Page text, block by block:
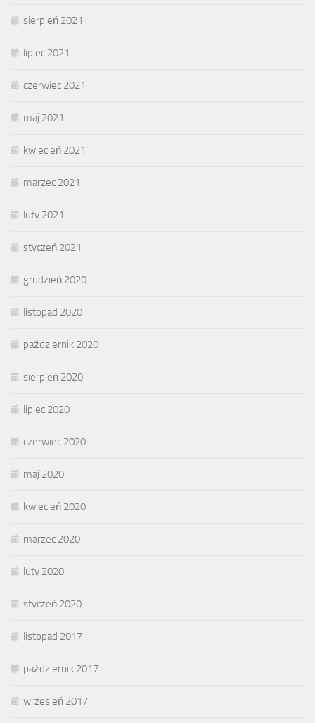
sierpień 2021
lipiec 2021
czerwiec 2021
maj 2021
kwiecień 2021
marzec 2021
luty 2021
styczeń 2021
grudzień 2020
listopad 2020
październik 2020
sierpień 2020
lipiec 2020
czerwiec 2020
maj 2020
kwiecień 2020
marzec 2020
luty 2020
styczeń 2020
listopad 2017
październik 2017
wrzesień 2017